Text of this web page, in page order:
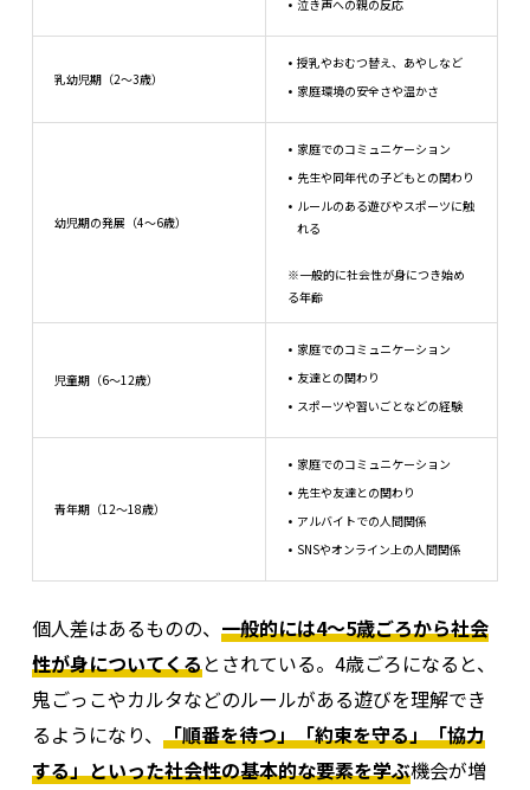
泣き声への親の反応
乳幼児期（2～3歳）
授乳やおむつ替え、あやしなど
家庭環境の安全さや温かさ
幼児期の発展（4～6歳）
家庭でのコミュニケーション
先生や同年代の子どもとの関わり
ルールのある遊びやスポーツに触
れる
※一般的に社会性が身につき始め
る年齢
児童期（6～12歳）
家庭でのコミュニケーション
友達との関わり
スポーツや習いごとなどの経験
青年期（12～18歳）
家庭でのコミュニケーション
先生や友達との関わり
アルバイトでの人間関係
SNSやオンライン上の人間関係
個人差はあるものの、 一般的には4～5歳ごろから社会
性が身についてくるとされている。 4歳ごろになると、
鬼ごっこやカルタなどのルールがある遊びを理解でき
るようになり、 「順番を待つ」「約束を守る」「協力
する」といった社会性の基本的な要素を学ぶ機会が増